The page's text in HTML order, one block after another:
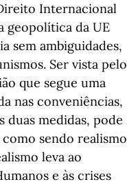
Internacional
geopolítica da UE
sem ambiguidades,
Ser vista pelo
que segue uma
nas conveniências,
duas medidas, pode
sendo realismo
leva ao
e às crises